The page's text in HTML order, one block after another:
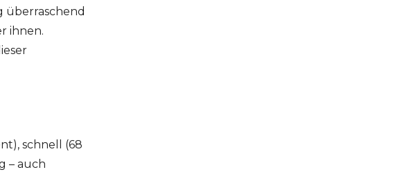
überraschend
ihnen.
schnell (68
– auch